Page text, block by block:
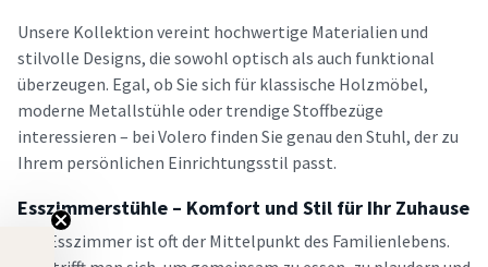
Unsere Kollektion vereint hochwertige Materialien und
stilvolle Designs, die sowohl optisch als auch funktional
überzeugen. Egal, ob Sie sich für klassische Holzmöbel,
moderne Metallstühle oder trendige Stoffbezüge
interessieren – bei Volero finden Sie genau den Stuhl, der zu
Ihrem persönlichen Einrichtungsstil passt.
Esszimmerstühle – Komfort und Stil für Ihr Zuhause
Das Esszimmer ist oft der Mittelpunkt des Familienlebens.